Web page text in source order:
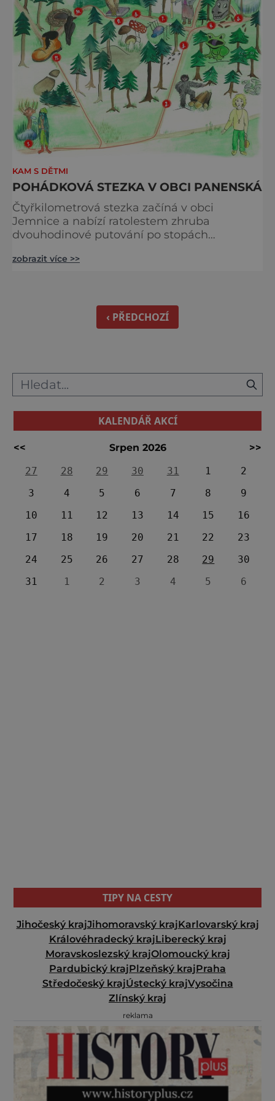
KAM S DĚTMI
POHÁDKOVÁ STEZKA V OBCI PANENSKÁ
Čtyřkilometrová stezka začíná v obci
Jemnice a nabízí ratolestem zhruba
dvouhodinové putování po stopách
lesní a částečně asfaltová cesta vinoucí se
zvídavé Človíče. Na každé zastávce lze najít
dřevěnou sochu pohádkové postavy
zobrazit více >>
‹ PŘEDCHOZÍ
KALENDÁŘ AKCÍ
<< Srpen 2026
>>
27
28 29 30 31 1
2
3
4 5 6 7 8
9
10
11 12 13 14 15
16
17
18 19 20 21 22
23
24
25 26 27 28 29
30
31
1 2 3 4 5 6
TIPY NA CESTY
Jihočeský krajJihomoravský krajKarlovarský kraj
Královéhradecký krajLiberecký kraj
Moravskoslezský krajOlomoucký kraj
Pardubický krajPlzeňský krajPraha
Středočeský krajÚstecký krajVysočina
Zlínský kraj
reklama